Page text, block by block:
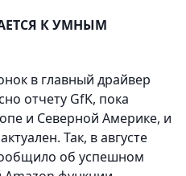
К УМНЫМ
в главный драйвер
отчету GfK, пока
и Северной Америке, и
Так, в августе
об успешном